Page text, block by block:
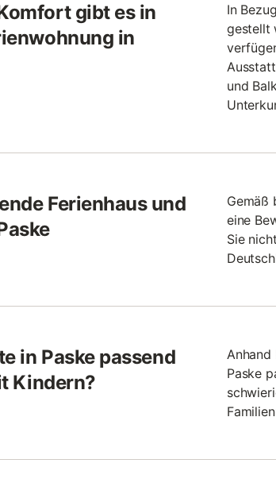
gibt es in
in
In
gestellt
und
Ferienhaus und
Gemäß
eine
Sie
in Paske passend
Kindern?
Anhand
Paske